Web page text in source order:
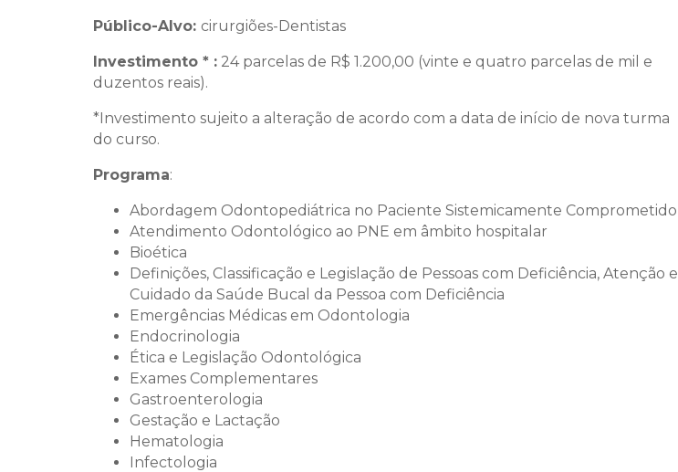
Público-Alvo: cirurgiões-Dentistas
Investimento * : 24 parcelas de R$ 1.200,00 (vinte e quatro parcelas de mil e
duzentos reais).
*Investimento sujeito a alteração de acordo com a data de início de nova turma
do curso.
Programa:
Abordagem Odontopediátrica no Paciente Sistemicamente Comprometido
Atendimento Odontológico ao PNE em âmbito hospitalar
Bioética
Definições, Classificação e Legislação de Pessoas com Deficiência, Atenção e
Cuidado da Saúde Bucal da Pessoa com Deficiência
Emergências Médicas em Odontologia
Endocrinologia
Ética e Legislação Odontológica
Exames Complementares
Gastroenterologia
Gestação e Lactação
Hematologia
Infectologia